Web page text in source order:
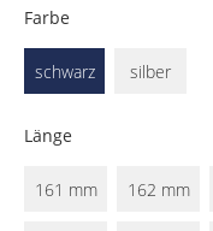
Farbe
schwarz silber
Länge
161 mm 162 mm